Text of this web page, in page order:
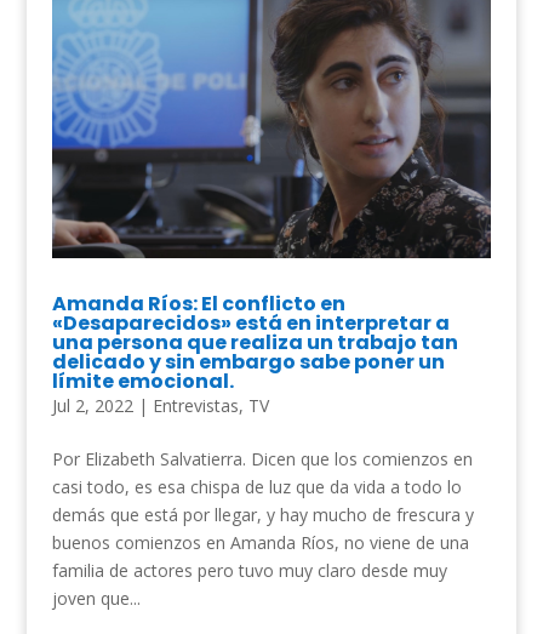
Amanda Ríos: El conflicto en
«Desaparecidos» está en interpretar a
una persona que realiza un trabajo tan
delicado y sin embargo sabe poner un
límite emocional.
Jul 2, 2022| Entrevistas, TV
Por Elizabeth Salvatierra. Dicen que los comienzos en
casi todo, es esa chispa de luz que da vida a todo lo
demás que está por llegar, y hay mucho de frescura y
buenos comienzos en Amanda Ríos, no viene de una
familia de actores pero tuvo muy claro desde muy
joven que...